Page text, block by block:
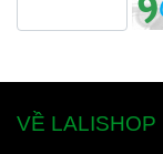
VỀ LALISHOP